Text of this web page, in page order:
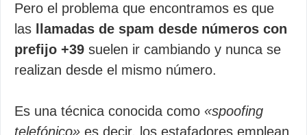
Pero el problema que encontramos es que
las
llamadas de spam desde números con
prefijo +39 suelen ir cambiando y nunca se
realizan desde el mismo número.
Es una técnica conocida como «spoofing
telefónico» es decir, los estafadores emplean